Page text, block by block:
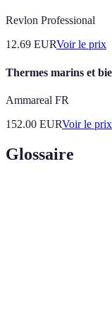
Revlon Professional
12.69 EURVoir le prix
Thermes marins et
Ammareal FR
152.00 EURVoir le prix
Glossaire